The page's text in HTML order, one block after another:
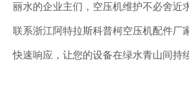
丽水的企业主们，空压机维护不必舍近
联系浙江阿特拉斯科普柯空压机配件厂
快速响应，让您的设备在绿水青山间持